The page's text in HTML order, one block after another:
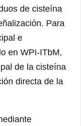
de cisteína
Para
e
en WPI-ITbM,
de la cisteína
directa de la